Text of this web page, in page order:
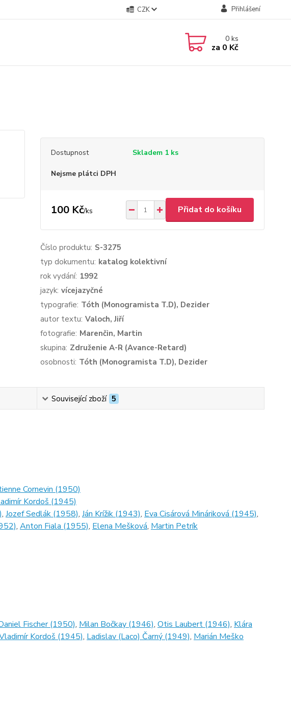
CZK Přihlášení
0ks
za 0 Kč
Dostupnost Skladem 1 ks
Nejsme plátci DPH
100 Kč/ks Přidat do košíku
Číslo produktu: S-3275
typ dokumentu: katalog kolektivní
rok vydání: 1992
jazyk: vícejazyčné
typografie: Tóth (Monogramista T.D), Dezider
autor textu: Valoch, Jiří
fotografie: Marenčin, Martin
skupina: Združenie A-R (Avance-Retard)
osobnosti: Tóth (Monogramista T.D), Dezider
Související zboží 5
Cornevin (1950)
Kordoš (1945)
, Jozef Sedlák (1958), Ján Krížik (1943), Eva Cisárová Mináriková (1945),
, Anton Fiala (1955), Elena Mešková, Martin Petrík
Fischer (1950), Milan Bočkay (1946), Otis Laubert (1946), Klára
Kordoš (1945), Ladislav (Laco) Čarný (1949), Marián Meško